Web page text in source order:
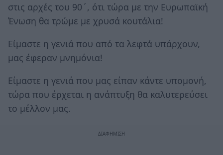
στις αρχές του 90΄, ότι τώρα με την Ευρωπαϊκή
Ένωση θα τρώμε με χρυσά κουτάλια!
Είμαστε η γενιά που από τα λεφτά υπάρχουν,
μας έφεραν μνημόνια!
Είμαστε η γενιά που μας είπαν κάντε υπομονή,
τώρα που έρχεται η ανάπτυξη θα καλυτερεύσει
το μέλλον μας.